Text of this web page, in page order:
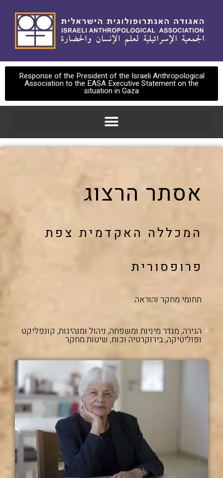
Response of the President of the Israeli Anthropological
Association to the EASA Executive Statement on the
situation in Gaza
אסתר הרצוג
המכללה האקדמית צפת
פרופסורית
תחומי מחקר והוראה:
הגירה, מגדר מיניות ומשפחה, ניהול ומנהיגות, קונפליקט
ופוליטיקה, בירוקרטיה וכוח, שיטות מחקר